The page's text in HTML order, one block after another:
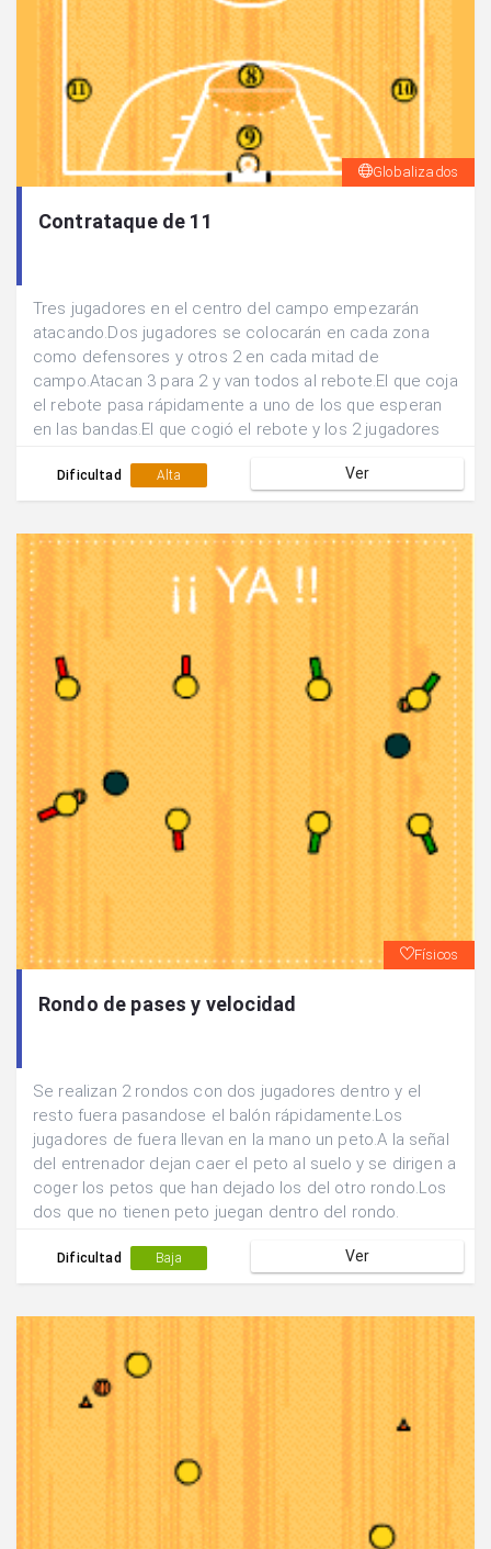
Globalizados
Contrataque de 11
Tres jugadores en el centro del campo empezarán
atacando.Dos jugadores se colocarán en cada zona
como defensores y otros 2 en cada mitad de
campo.Atacan 3 para 2 y van todos al rebote.El que coja
el rebote pasa rápidamente a uno de los que esperan
en las bandas.El que cogió el rebote y los 2 jugadores
4 que se quedan se reparten:2 defienden y 2 esperan
en las bandas.
Dificultad Alta Ver
Físicos
Rondo de pases y velocidad
Se realizan 2 rondos con dos jugadores dentro y el
resto fuera pasandose el balón rápidamente.Los
jugadores de fuera llevan en la mano un peto.A la señal
del entrenador dejan caer el peto al suelo y se dirigen a
coger los petos que han dejado los del otro rondo.Los
dos que no tienen peto juegan dentro del rondo.
Dificultad Baja Ver